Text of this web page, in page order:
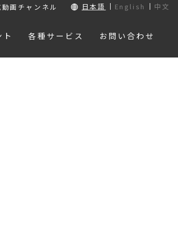
画チャンネル 日本語 English 中文
各種サービス お問い合わせ